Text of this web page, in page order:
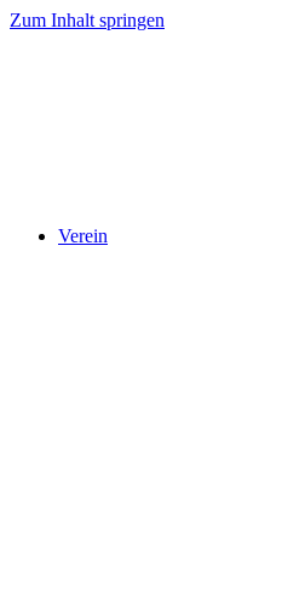
Zum Inhalt springen
Verein